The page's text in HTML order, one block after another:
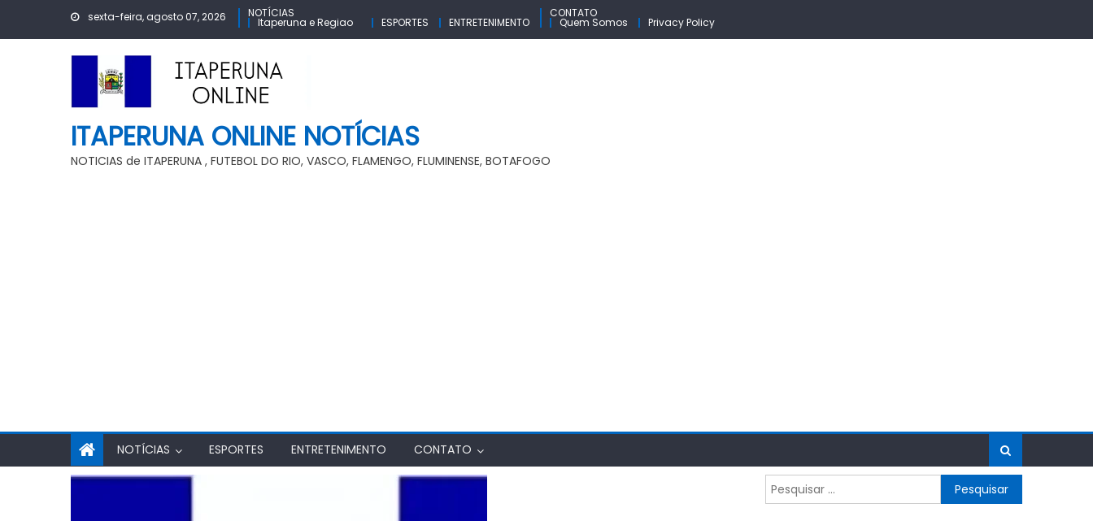
sexta-feira, agosto 07, 2026 NOTÍCIAS
Itaperuna e Regiao ESPORTES ENTRETENIMENTO
CONTATO
Quem Somos Privacy Policy
ITAPERUNA ONLINE NOTÍCIAS
NOTICIAS de ITAPERUNA , FUTEBOL DO RIO, VASCO, FLAMENGO, FLUMINENSE, BOTAFOGO
NOTÍCIAS ESPORTES ENTRETENIMENTO CONTATO
Pesquisar
por: